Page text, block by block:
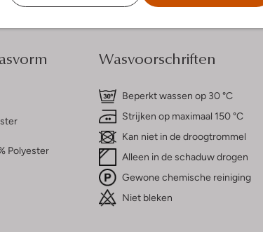
Polyester
Wasvoorschriften
Beperkt wassen op 30 °C
Strijken op maximaal 150 °C
Kan niet in de droogtrommel
Alleen in de schaduw drogen
Gewone chemische reiniging
Niet bleken